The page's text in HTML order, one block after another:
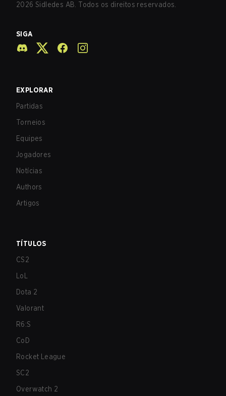
2026 Sidledes AB. Todos os direitos reservados.
SIGA
EXPLORAR
Partidas
Torneios
Equipes
Jogadores
Notícias
Authors
Artigos
TÍTULOS
CS2
LoL
Dota 2
Valorant
R6:S
CoD
Rocket League
SC2
Overwatch 2